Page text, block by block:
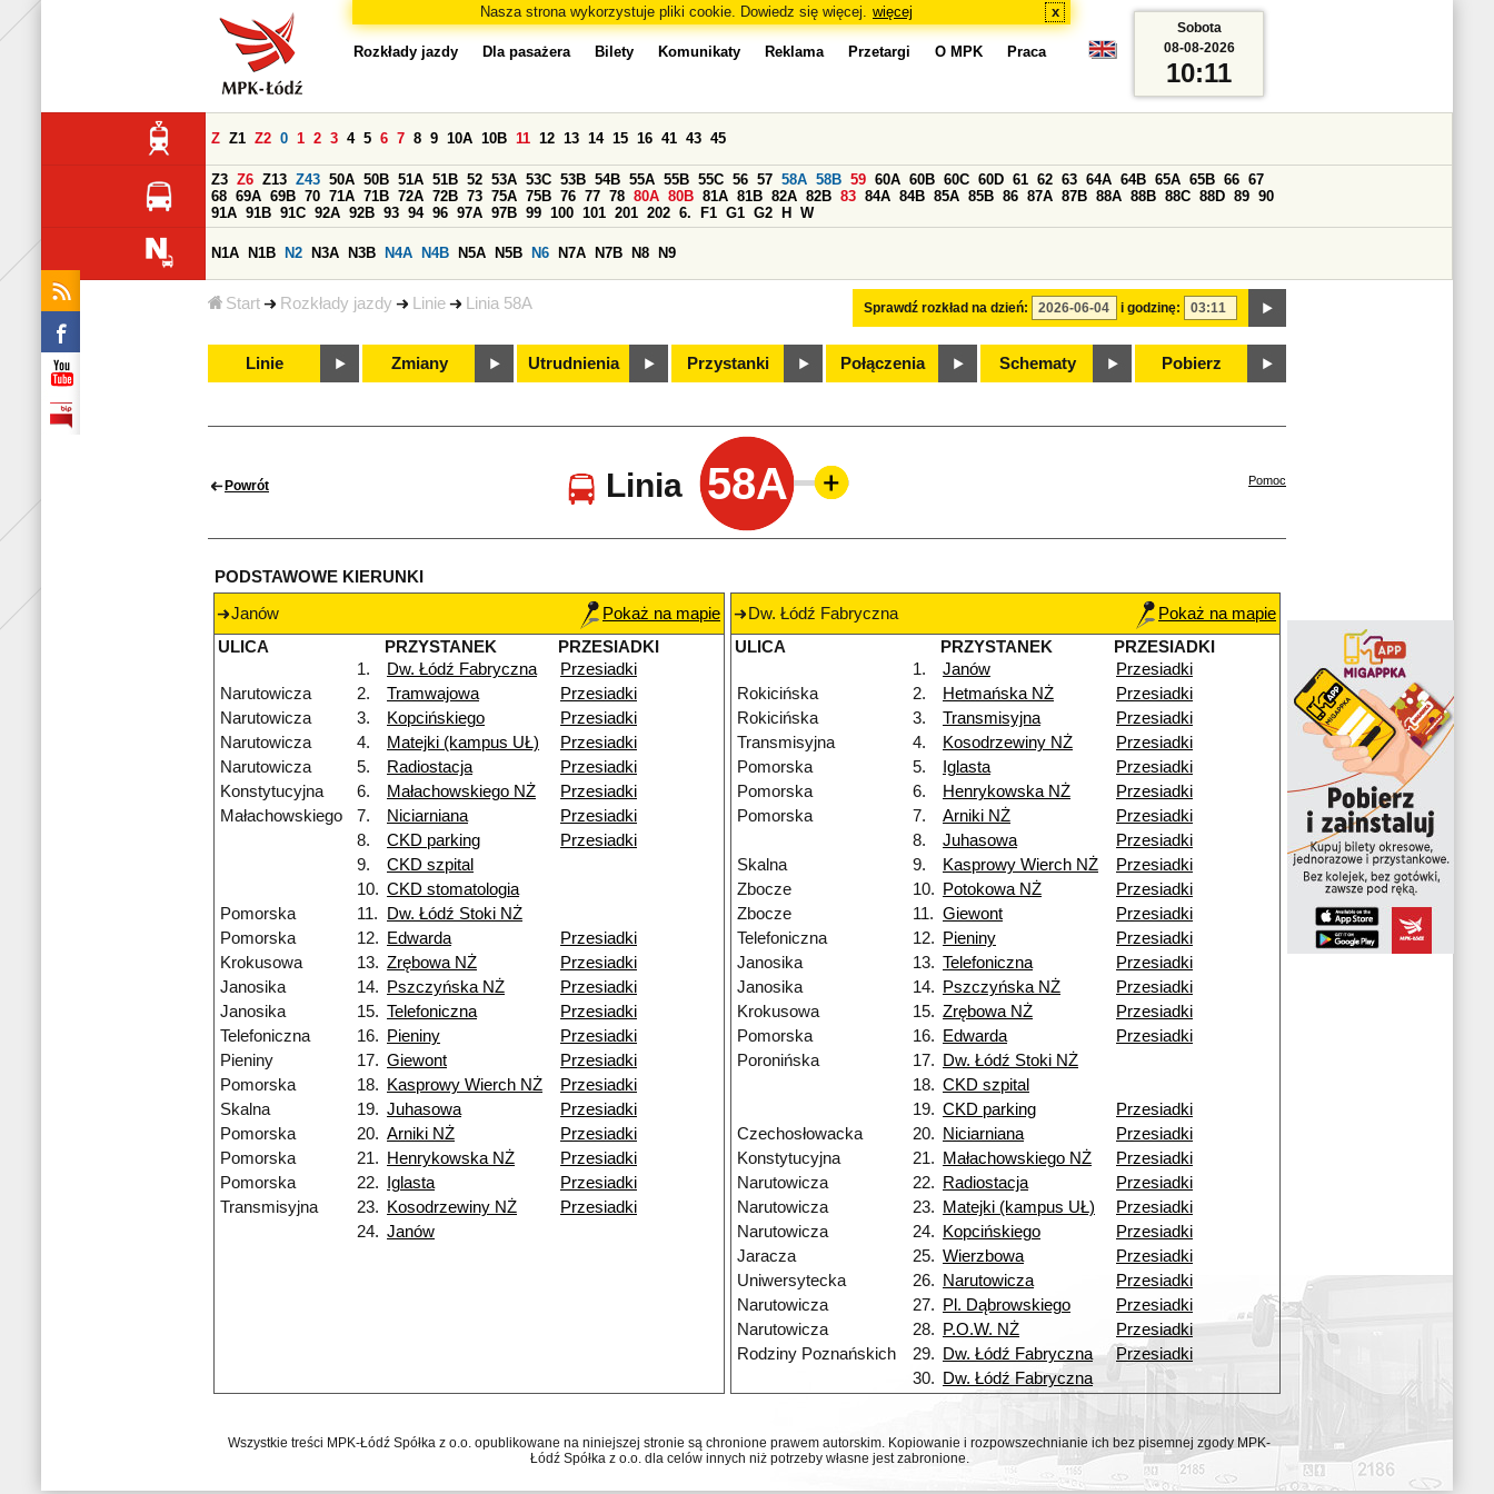
Nasza strona wykorzystuje pliki cookie. Dowiedz się więcej. więcej x
Start Rozkłady jazdy Linie Linia 58A
Rozkłady jazdy Dla pasażera Bilety Komunikaty Reklama Przetargi O MPK Praca
Sprawdź rozkład na dzień: i godzinę:
Z Z1 Z2 0 1 2 3 4 5 6 7 8 9 10A 10B 11 12 13 14 15 16 41 43 45
Z3 Z6 Z13 Z43 50A 50B 51A 51B 52 53A 53C 53B 54B 55A 55B 55C 56 57 58A 58B 59 60A 60B 60C 60D 61 62 63 64A 64B 65A 65B 66 67
68 69A 69B 70 71A 71B 72A 72B 73 75A 75B 76 77 78 80A 80B 81A 81B 82A 82B 83 84A 84B 85A 85B 86 87A 87B 88A 88B 88C 88D 89 90
91A 91B 91C 92A 92B 93 94 96 97A 97B 99 100 101 201 202 6. F1 G1 G2 H W
N1A N1B N2 N3A N3B N4A N4B N5A N5B N6 N7A N7B N8 N9
Linie Zmiany Utrudnienia Przystanki Połączenia Schematy Pobierz
Sobota
08-08-2026
10:11
Powrót Linia 58A Pomoc
PODSTAWOWE KIERUNKI
Janów
Pokaż na mapie
ULICA
PRZYSTANEK
PRZESIADKI
1.
Dw. Łódź Fabryczna
Przesiadki
Narutowicza
2. Tramwajowa
Przesiadki
Narutowicza
3. Kopcińskiego
Przesiadki
Narutowicza
4. Matejki (kampus UŁ)
Przesiadki
Narutowicza
5. Radiostacja
Przesiadki
Konstytucyjna
6. Małachowskiego NŻ
Przesiadki
Małachowskiego
7. Niciarniana
Przesiadki
8.
CKD parking
Przesiadki
9.
CKD szpital
10. CKD stomatologia
Pomorska
11.
Dw. Łódź Stoki NŻ
Pomorska
12. Edwarda
Przesiadki
Krokusowa
13. Zrębowa NŻ
Przesiadki
Janosika
14. Pszczyńska NŻ
Przesiadki
Janosika
15. Telefoniczna
Przesiadki
Telefoniczna
16. Pieniny
Przesiadki
Pieniny
17. Giewont
Przesiadki
Pomorska
18. Kasprowy Wierch NŻ
Przesiadki
Skalna
19. Juhasowa
Przesiadki
Pomorska
20. Arniki NŻ
Przesiadki
Pomorska
21. Henrykowska NŻ
Przesiadki
Pomorska
22. Iglasta
Przesiadki
Transmisyjna
23. Kosodrzewiny NŻ
Przesiadki
24. Janów
Dw. Łódź Fabryczna
Pokaż na mapie
ULICA
PRZYSTANEK
PRZESIADKI
1.
Janów
Przesiadki
Rokicińska
2. Hetmańska NŻ
Przesiadki
Rokicińska
3. Transmisyjna
Przesiadki
Transmisyjna
4. Kosodrzewiny NŻ
Przesiadki
Pomorska
5. Iglasta
Przesiadki
Pomorska
6. Henrykowska NŻ
Przesiadki
Pomorska
7. Arniki NŻ
Przesiadki
8.
Juhasowa
Przesiadki
Skalna
9. Kasprowy Wierch NŻ
Przesiadki
Zbocze
10. Potokowa NŻ
Przesiadki
Zbocze
11. Giewont
Przesiadki
Telefoniczna
12. Pieniny
Przesiadki
Janosika
13. Telefoniczna
Przesiadki
Janosika
14. Pszczyńska NŻ
Przesiadki
Krokusowa
15. Zrębowa NŻ
Przesiadki
Pomorska
16. Edwarda
Przesiadki
Poronińska
17.
Dw. Łódź Stoki NŻ
18. CKD szpital
19. CKD parking
Przesiadki
Czechosłowacka
20. Niciarniana
Przesiadki
Konstytucyjna
21. Małachowskiego NŻ
Przesiadki
Narutowicza
22. Radiostacja
Przesiadki
Narutowicza
23. Matejki (kampus UŁ)
Przesiadki
Narutowicza
24. Kopcińskiego
Przesiadki
Jaracza
25. Wierzbowa
Przesiadki
Uniwersytecka
26. Narutowicza
Przesiadki
Narutowicza
27. Pl. Dąbrowskiego
Przesiadki
Narutowicza
28. P.O.W. NŻ
Przesiadki
Rodziny Poznańskich
29. Dw. Łódź Fabryczna
Przesiadki
30.
Dw. Łódź Fabryczna
Wszystkie treści MPK-Łódź Spółka z o.o. opublikowane na niniejszej stronie są chronione prawem autorskim. Kopiowanie i rozpowszechnianie ich bez pisemnej zgody MPK-
Łódź Spółka z o.o. dla celów innych niż potrzeby własne jest zabronione.